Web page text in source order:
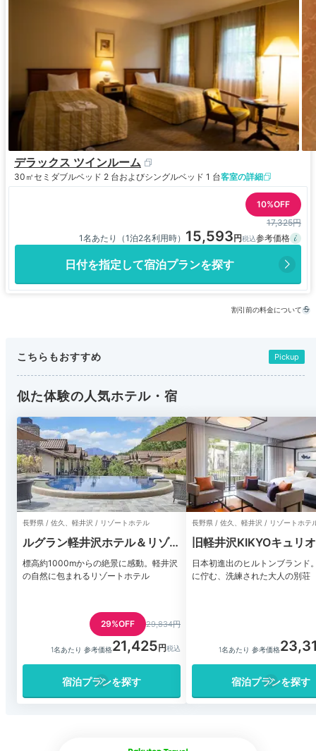
デラックス ツインルーム
30㎡セミダブルベッド 2 台およびシングルベッド 1 台客室の詳細
10%OFF
17,325円
1名あたり（1泊2名利用時） 15,593
日付を指定して宿泊プランを探す
割引前の料金について
こちらもおすすめ Pickup
似た体験の人気ホテル・宿
長野県 / 佐久、軽井沢 / リゾートホテル
ルグラン軽井沢ホテル＆リゾー
ト
標高約1000mからの絶景に感動。軽井沢
の自然に包まれるリゾートホテル
29%OFF 29,834円
1名あたり 参考価格21,425
宿泊プランを探す
長野県 / 佐久、軽井沢 / リゾートホテ
旧軽井沢KIKYOキュリ
クションbyヒルトン
日本初進出のヒルトンブランド
に佇む、洗練された大人の別荘
1名あたり 参考価格
宿泊プランを探す